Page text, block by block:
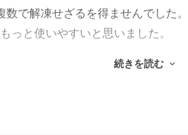
で解凍せざるを得ませんでした。
っと使いやすいと思いました。
続きを読む